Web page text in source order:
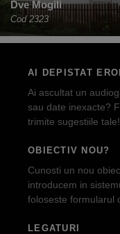
Dve Mogili
Cod 2323
AI DEPISTAT
Ai ascultat un
sau date inexacte?
trimite sugestiile
OBIECTIV NOU?
Cunosti un nou
introducem in
foloseste formularul
LEGATURI